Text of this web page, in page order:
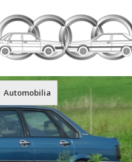
Automobilia